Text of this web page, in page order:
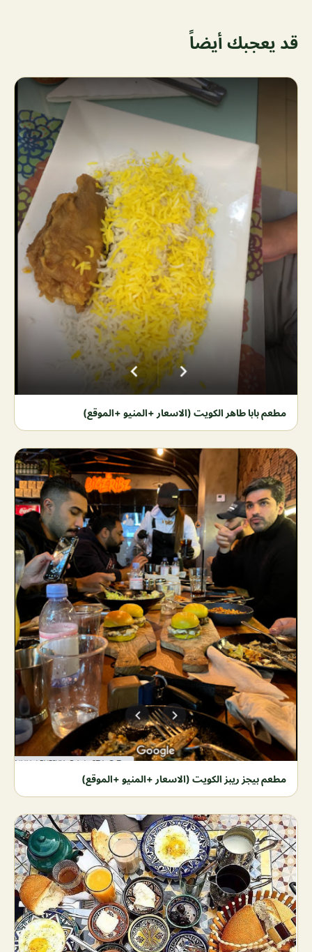
قد يعجبك أيضاً
مطعم بابا طاهر الكويت (الاسعار +المنيو +الموقع)
مطعم بيجز ريبز الكويت (الاسعار +المنيو +الموقع)